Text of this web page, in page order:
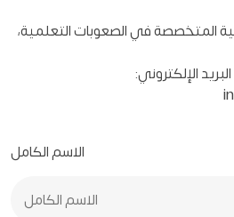
المتخصصة في الصعوبات التعلمية،
الاسم الكامل